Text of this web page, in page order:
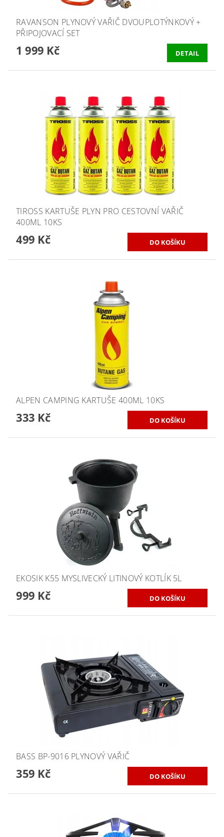
RAVANSON PLYNOVÝ VAŘIČ DVOUPLOTÝNKOVÝ +
PŘIPOJOVACÍ SET
1 999 Kč DETAIL
TIROSS KARTUŠE PLYN PRO CESTOVNÍ VAŘIČ
400ML 10KS
499 Kč
ALPEN CAMPING KARTUŠE 400ML 10KS
333 Kč
EKOSIK K55 MYSLIVECKÝ LITINOVÝ KOTLÍK 5L
999 Kč
BASS BP-9016 PLYNOVÝ VAŘIČ
359 Kč